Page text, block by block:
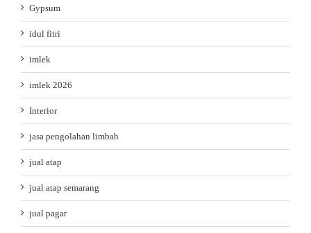
Gypsum
idul fitri
imlek
imlek 2026
Interior
jasa pengolahan limbah
jual atap
jual atap semarang
jual pagar